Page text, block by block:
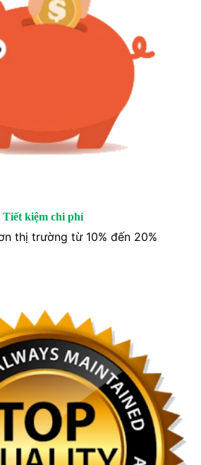
Tiết kiệm chi phí
thị trường từ 10% đến 20%